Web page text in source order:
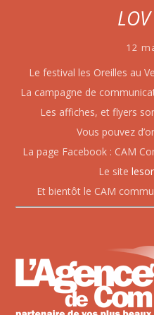
12
Le festival les Oreilles au
La campagne de
Les affiches, et flyers
Vous pouvez
La page Facebook : CAM
Le site
Et bientôt le CAM